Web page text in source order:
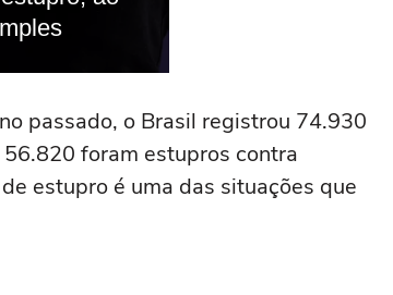
passado, o Brasil registrou 74.930
foram estupros contra
estupro é uma das situações que